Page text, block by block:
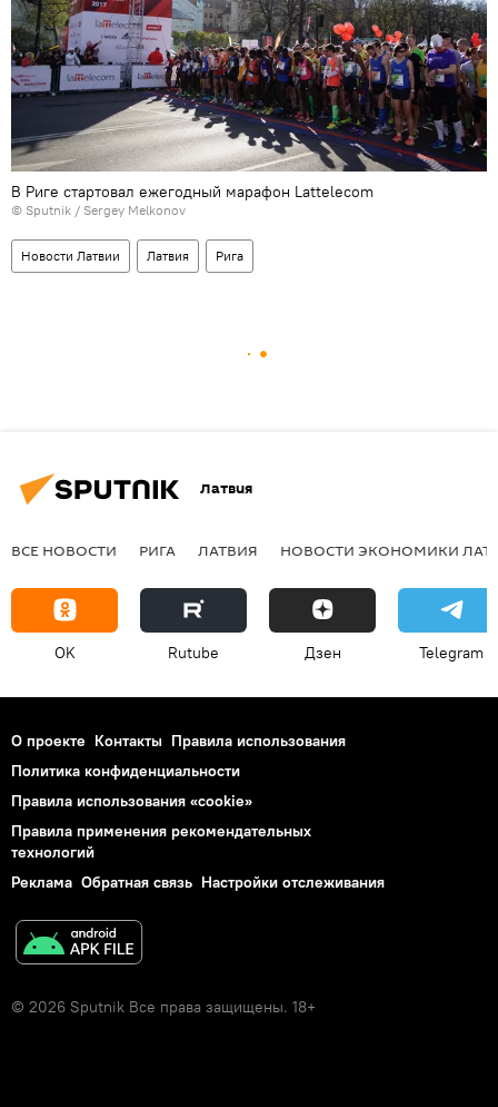
В Риге стартовал ежегодный марафон Lattelecom
© Sputnik / Sergey Melkonov
Новости Латвии Латвия Рига
Латвия
ВСЕ НОВОСТИ РИГА ЛАТВИЯ НОВОСТИ ЭКОНОМИКИ
OK Rutube Дзен Telegram
О проекте Контакты Правила использования
Политика конфиденциальности
Правила использования «cookie»
Правила применения рекомендательных
технологий
Реклама Обратная связь Настройки отслеживания
© 2026 Sputnik Все права защищены. 18+